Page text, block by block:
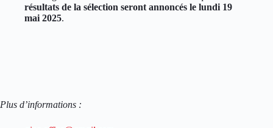
résultats de la sélection seront annoncés le lundi 19
mai 2025.
Plus d’informations :